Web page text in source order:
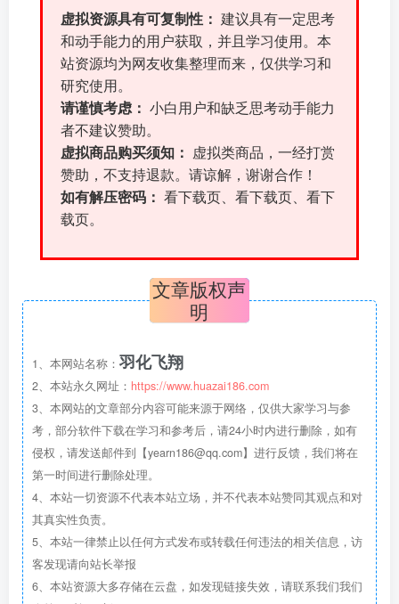
虚拟资源具有可复制性： 建议具有一定思考
和动手能力的用户获取，并且学习使用。本
站资源均为网友收集整理而来，仅供学习和
研究使用。
请谨慎考虑： 小白用户和缺乏思考动手能力
者不建议赞助。
虚拟商品购买须知：
虚拟类商品，一经打赏
赞助，不支持退款。请谅解，谢谢合作！
如有解压密码： 看下载页、看下载页、看下
载页。
文章版权声
明
1、本网站名称： 羽化飞翔
2、本站永久网址： https://www.huazai186.com
3、本网站的文章部分内容可能来源于网络，仅供大家学习与参
考，部分软件下载在学习和参考后，请24小时内进行删除，如有
侵权，请发送邮件到【yearn186@qq.com】进行反馈，我们将在
第一时间进行删除处理。
4、本站一切资源不代表本站立场，并不代表本站赞同其观点和对
其真实性负责。
5、本站一律禁止以任何方式发布或转载任何违法的相关信息，访
客发现请向站长举报
6、本站资源大多存储在云盘，如发现链接失效，请联系我们我们